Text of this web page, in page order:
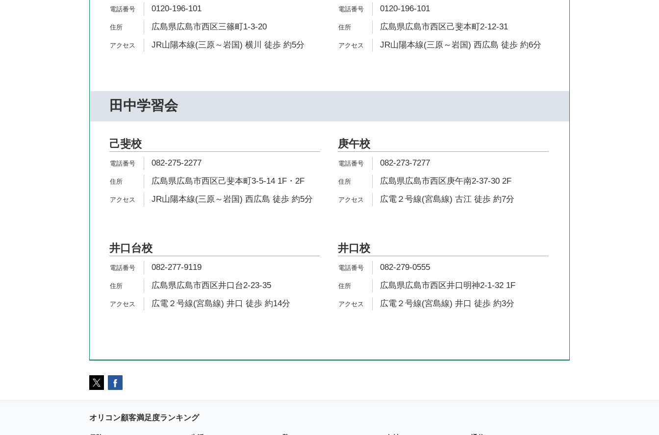
0120-196-101
広島県広島市西区三篠町1-3-20
JR山陽本線(三原～岩国) 横川 徒歩 約5分
0120-196-101
広島県広島市西区己斐本町2-12-31
JR山陽本線(三原～岩国) 西広島 徒歩 約6分
田中学習会
己斐校
082-275-2277
広島県広島市西区己斐本町3-5-14 1F・2F
JR山陽本線(三原～岩国) 西広島 徒歩 約5分
庚午校
082-273-7277
広島県広島市西区庚午南2-37-30 2F
広電２号線(宮島線) 古江 徒歩 約7分
井口台校
082-277-9119
広島県広島市西区井口台2-23-35
広電２号線(宮島線) 井口 徒歩 約14分
井口校
082-279-0555
広島県広島市西区井口明神2-1-32 1F
広電２号線(宮島線) 井口 徒歩 約3分
オリコン顧客満足度ランキング